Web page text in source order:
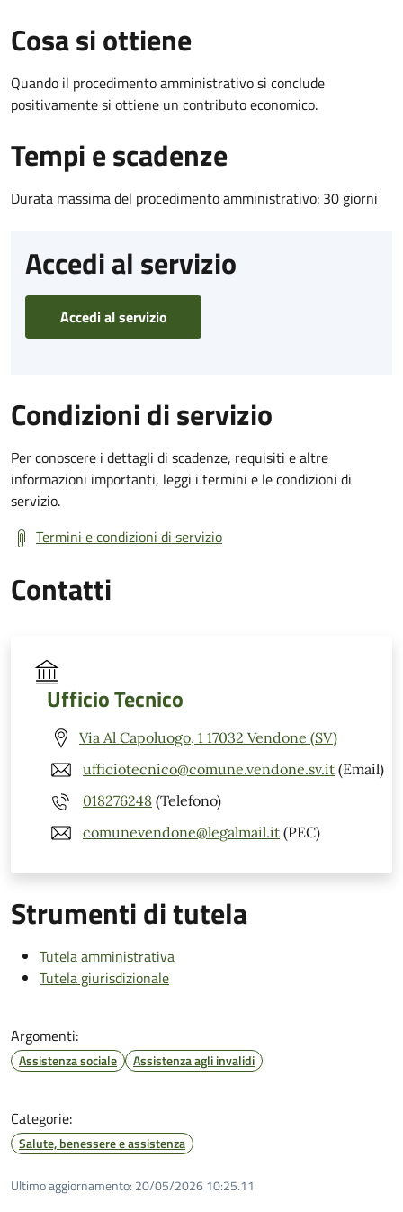
Cosa si ottiene
Quando il procedimento amministrativo si conclude
positivamente si ottiene un contributo economico.
Tempi e scadenze
Durata massima del procedimento amministrativo: 30 giorni
Accedi al servizio
Accedi al servizio
Condizioni di servizio
Per conoscere i dettagli di scadenze, requisiti e altre
informazioni importanti, leggi i termini e le condizioni di
servizio.
Termini e condizioni di servizio
Contatti
Ufficio Tecnico
Via Al Capoluogo, 1 17032 Vendone (SV)
ufficiotecnico@comune.vendone.sv.it (Email)
018276248 (Telefono)
comunevendone@legalmail.it (PEC)
Strumenti di tutela
Tutela amministrativa
Tutela giurisdizionale
Argomenti:
Assistenza sociale Assistenza agli invalidi
Categorie:
Salute, benessere e assistenza
Ultimo aggiornamento: 20/05/2026 10:25.11